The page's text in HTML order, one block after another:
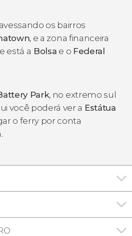
os bairros
, e a zona financeira
está a Bolsa e o Federal
Park, no extremo sul
você poderá ver a Estátua
o ferry por conta